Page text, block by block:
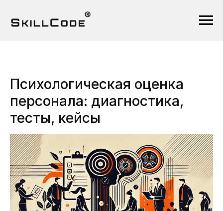
Психологическая оценка
персонала: диагностика,
тесты, кейсы